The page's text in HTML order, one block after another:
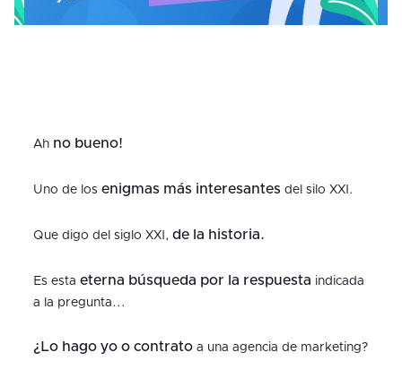
Ah no bueno!
Uno de los enigmas más interesantes del silo XXI.
Que digo del siglo XXI, de la historia.
Es esta eterna búsqueda por la respuesta indicada
a la pregunta...
¿Lo hago yo o contrato a una agencia de marketing?